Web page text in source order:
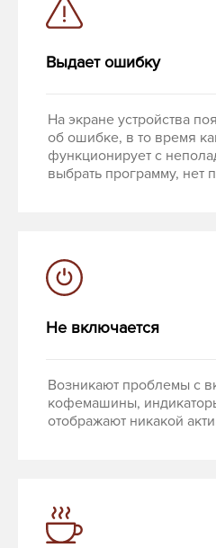
Выдает ошибку
На экране устройства
об ошибке, в то время
функционирует с
выбрать программу, нет
Не включается
Возникают проблемы с
кофемашины,
отображают никакой